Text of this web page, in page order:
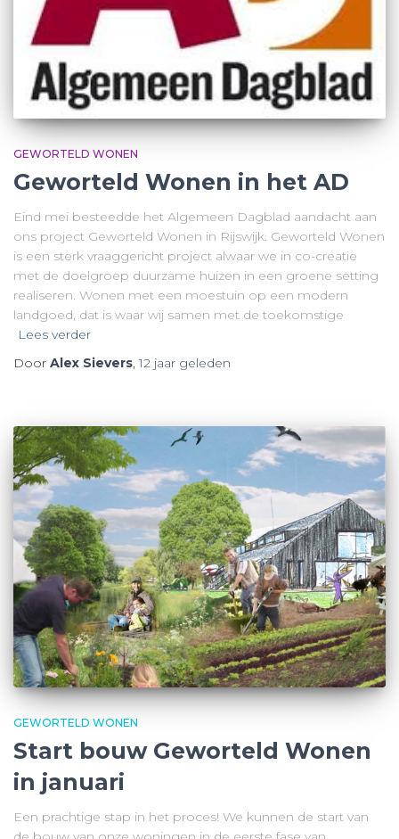
GEWORTELD WONEN
Geworteld Wonen in het AD
Eind mei besteedde het Algemeen Dagblad aandacht aan
ons project Geworteld Wonen in Rijswijk. Geworteld Wonen
is een sterk vraaggericht project alwaar we in co-creatie
met de doelgroep duurzame huizen in een groene setting
realiseren. Wonen met een moestuin op een modern
landgoed, dat is waar wij samen met de toekomstige
Lees verder
Door Alex Sievers,12 jaar geleden
GEWORTELD WONEN
Start bouw Geworteld Wonen
in januari
Een prachtige stap in het proces! We kunnen de start van